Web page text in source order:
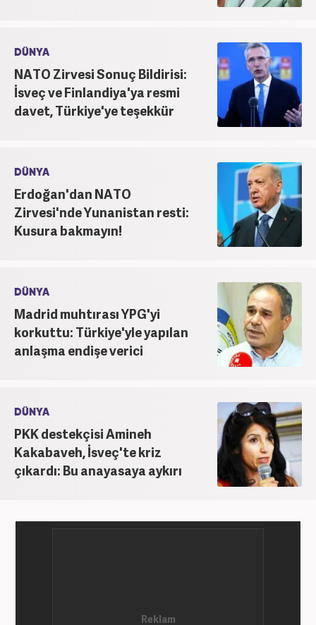
DÜNYA
NATO Zirvesi Sonuç Bildirisi:
İsveç ve Finlandiya'ya resmi
davet, Türkiye'ye teşekkür
DÜNYA
Erdoğan'dan NATO
Zirvesi'nde Yunanistan resti:
Kusura bakmayın!
DÜNYA
Madrid muhtırası YPG'yi
korkuttu: Türkiye'yle yapılan
anlaşma endişe verici
DÜNYA
PKK destekçisi Amineh
Kakabaveh, İsveç'te kriz
çıkardı: Bu anayasaya aykırı